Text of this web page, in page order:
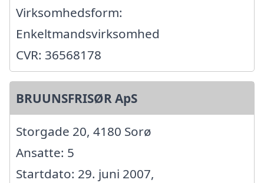
Virksomhedsform:
Enkeltmandsvirksomhed
CVR: 36568178
BRUUNSFRISØR ApS
Storgade 20, 4180 Sorø
Ansatte: 5
Startdato: 29. juni 2007,